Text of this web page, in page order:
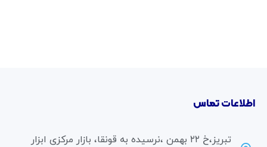
اطلاعات تماس
تبریز،خ ۲۲ بهمن ،نرسیده به قونقا، بازار مرکزی ابزار